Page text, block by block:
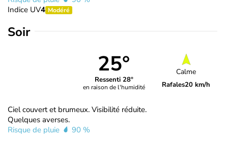
Indice UV4 Modéré
Soir
25°
Ressenti 28°
en raison de l'humidité
Calme
Rafales20 km/h
Ciel couvert et brumeux. Visibilité réduite.
Quelques averses.
Risque de pluie
90 %